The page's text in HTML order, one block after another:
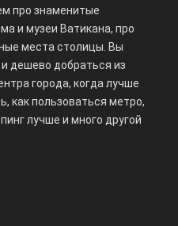
про знаменитые
и музеи Ватикана, про
места столицы. Вы
дешево добраться из
города, когда лучше
как пользоваться метро,
лучше и много другой